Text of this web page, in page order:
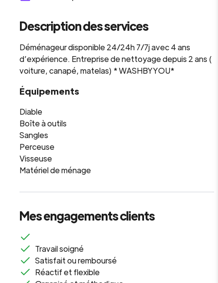
Description des services
Déménageur disponible 24/24h 7/7j avec 4 ans
d’expérience. Entreprise de nettoyage depuis 2 ans (
voiture, canapé, matelas) * WASHBYYOU*
Équipements
Diable
Boîte à outils
Sangles
Perceuse
Visseuse
Matériel de ménage
Mes engagements clients
Travail soigné
Satisfait ou remboursé
Réactif et flexible